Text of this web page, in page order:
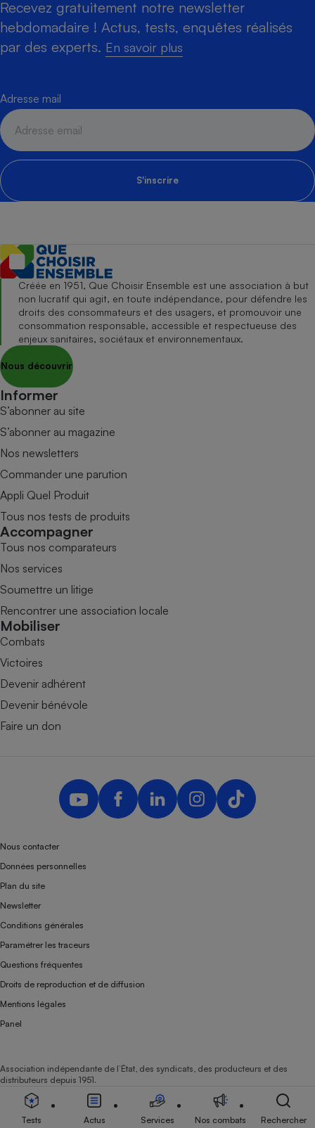
Recevez gratuitement notre newsletter
hebdomadaire ! Actus, tests, enquêtes réalisés
par des experts. En savoir plus
Adresse mail
S'inscrire
Créée en 1951, Que Choisir Ensemble est une association à but
non lucratif qui agit, en toute indépendance, pour défendre les
droits des consommateurs et des usagers, et promouvoir une
consommation responsable, accessible et respectueuse des
enjeux sanitaires, sociétaux et environnementaux.
Nous découvrir
Informer
S’abonner au site
S’abonner au magazine
Nos newsletters
Commander une parution
Appli Quel Produit
Tous nos tests de produits
Accompagner
Tous nos comparateurs
Nos services
Soumettre un litige
Rencontrer une association locale
Mobiliser
Combats
Victoires
Devenir adhérent
Devenir bénévole
Faire un don
Nous contacter
Données personnelles
Plan du site
Newsletter
Conditions générales
Paramétrer les traceurs
Questions fréquentes
Droits de reproduction et de diffusion
Mentions légales
Panel
Association indépendante de l’État, des syndicats, des producteurs et des
distributeurs depuis 1951.
Tests Actus Services Nos combats Rechercher